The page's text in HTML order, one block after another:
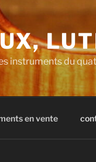
instruments du
en vente